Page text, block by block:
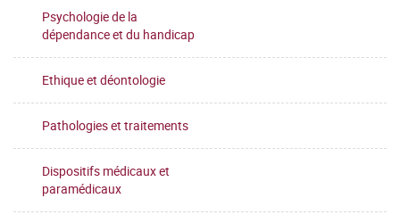
Psychologie de la
dépendance et du handicap
Ethique et déontologie
Pathologies et traitements
Dispositifs médicaux et
paramédicaux